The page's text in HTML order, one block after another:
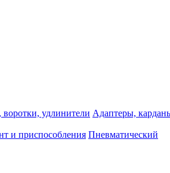
удлинители Адаптеры,
и приспособления Пневматический